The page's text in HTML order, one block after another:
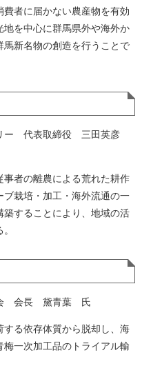
者に届かない農産物を有効
を中心に群馬県外や海外か
馬新名物の創造を行うことで
リー 代表取締役 三田英彦
者の離農による荒れた耕作
栽培・加工・海外流通の一
することにより、地域の活
会 会長 黛青葉 氏
る依存体質から脱却し、海
一次加工品のトライアル輸